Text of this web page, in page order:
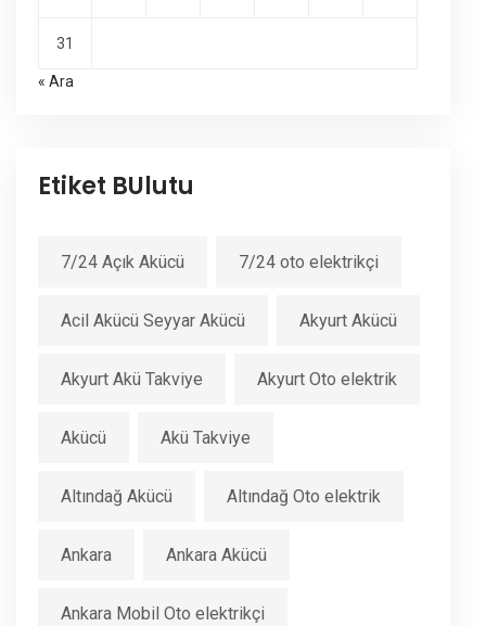
31
« Ara
Etiket BUlutu
7/24 Açık Akücü 7/24 oto elektrikçi
Acil Akücü Seyyar Akücü Akyurt Akücü
Akyurt Akü Takviye Akyurt Oto elektrik
Akücü Akü Takviye
Altındağ Akücü Altındağ Oto elektrik
Ankara Ankara Akücü
Ankara Mobil Oto elektrikçi